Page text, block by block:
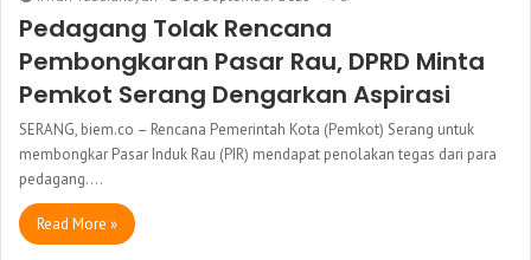
Pedagang Tolak Rencana
Pembongkaran Pasar Rau, DPRD Minta
Pemkot Serang Dengarkan Aspirasi
SERANG, biem.co – Rencana Pemerintah Kota (Pemkot) Serang untuk
membongkar Pasar Induk Rau (PIR) mendapat penolakan tegas dari para
pedagang.…
Read More »